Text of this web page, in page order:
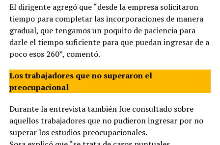
El dirigente agregó que “desde la empresa solicitaron
tiempo para completar las incorporaciones de manera
gradual, que tengamos un poquito de paciencia para
darle el tiempo suficiente para que puedan ingresar de a
poco esos 260”, comentó.
Los trabajadores que no superaron el
preocupacional
Durante la entrevista también fue consultado sobre
aquellos trabajadores que no pudieron ingresar por no
superar los estudios preocupacionales.